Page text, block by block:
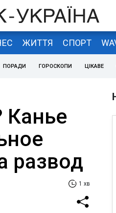
ЖИТТЯ СПОРТ
ПОРАДИ ГОРОСКОПИ ЦІКАВЕ
Канье
развод
1 хв